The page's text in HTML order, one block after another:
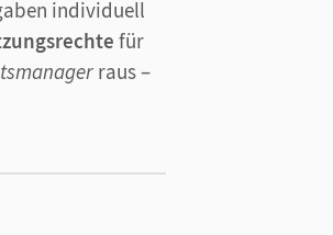
individuell
für
raus –